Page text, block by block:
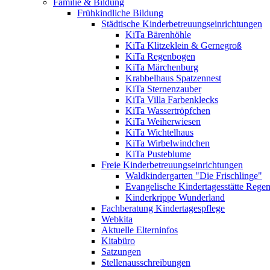
Familie & Bildung
Frühkindliche Bildung
Städtische Kinderbetreuungseinrichtungen
KiTa Bärenhöhle
KiTa Klitzeklein & Gernegroß
KiTa Regenbogen
KiTa Märchenburg
Krabbelhaus Spatzennest
KiTa Sternenzauber
KiTa Villa Farbenklecks
KiTa Wassertröpfchen
KiTa Weiherwiesen
KiTa Wichtelhaus
KiTa Wirbelwindchen
KiTa Pusteblume
Freie Kinderbetreuungseinrichtungen
Waldkindergarten "Die Frischlinge"
Evangelische Kindertagesstätte
Kinderkrippe Wunderland
Fachberatung Kindertagespflege
Webkita
Aktuelle Elterninfos
Kitabüro
Satzungen
Stellenausschreibungen